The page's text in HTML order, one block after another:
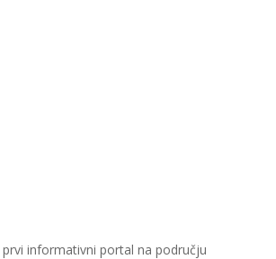
informativni portal na području